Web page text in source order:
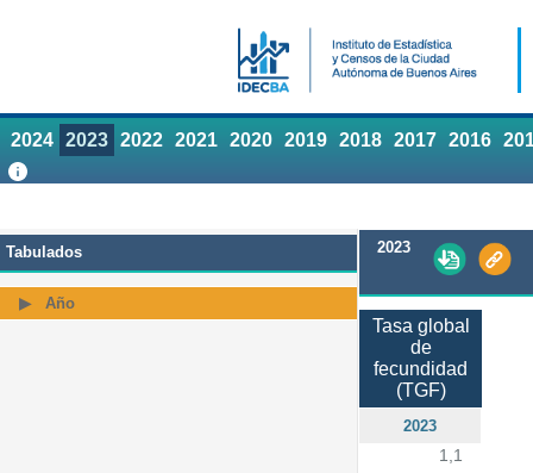
2024 2023 2022 2021 2020 2019 2018 2017 2016
Tabulados
Año
2023
Tasa global
de
fecundidad
(TGF)
2023
1,1